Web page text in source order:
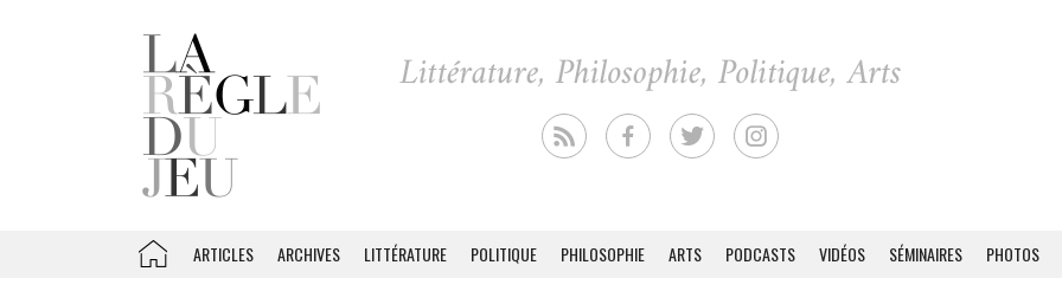
ARTICLES ARCHIVES LITTÉRATURE POLITIQUE PHILOSOPHIE ARTS PODCASTS VIDÉOS SÉMINAIRES PHOTOS